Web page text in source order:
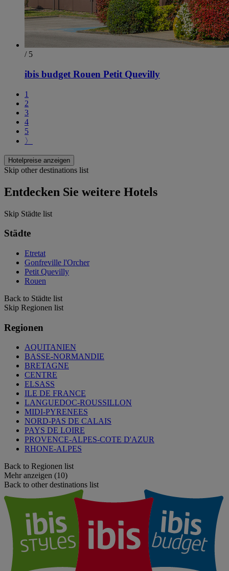
/ 5
ibis budget Rouen Petit Quevilly
1
2
3
4
5
〉
Hotelpreise anzeigen
Skip other destinations list
Entdecken Sie weitere Hotels
Skip Städte list
Städte
Etretat
Gonfreville l'Orcher
Petit Quevilly
Rouen
Back to Städte list
Skip Regionen list
Regionen
AQUITANIEN
BASSE-NORMANDIE
BRETAGNE
CENTRE
ELSASS
ILE DE FRANCE
LANGUEDOC-ROUSSILLON
MIDI-PYRENEES
NORD-PAS DE CALAIS
PAYS DE LOIRE
PROVENCE-ALPES-COTE D'AZUR
RHONE-ALPES
Back to Regionen list
Mehr anzeigen (10)
Back to other destinations list